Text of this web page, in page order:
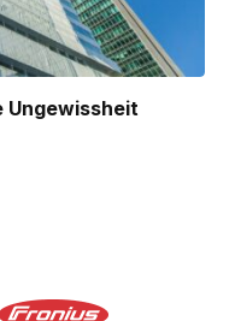
Ungewissheit